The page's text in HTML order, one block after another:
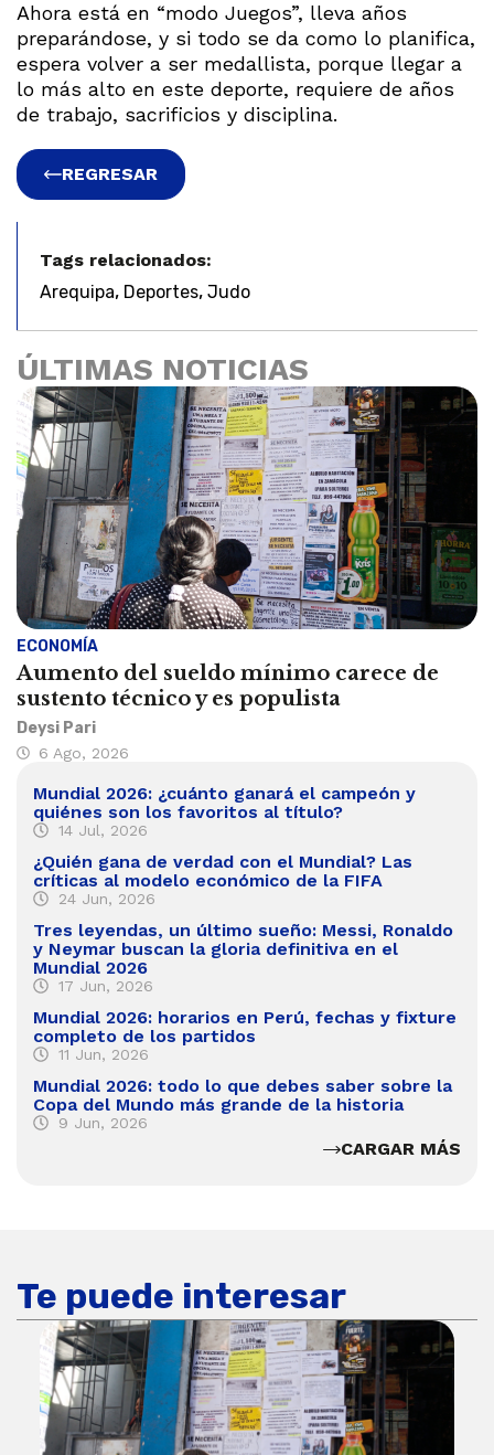
Ahora está en “modo Juegos”, lleva años
preparándose, y si todo se da como lo planifica,
espera volver a ser medallista, porque llegar a
lo más alto en este deporte, requiere de años
de trabajo, sacrificios y disciplina.
REGRESAR
Tags relacionados:
Arequipa, Deportes, Judo
ÚLTIMAS NOTICIAS
ECONOMÍA
Aumento del sueldo mínimo carece de
sustento técnico y es populista
Deysi Pari
6 Ago, 2026
Mundial 2026: ¿cuánto ganará el campeón y
quiénes son los favoritos al título?
14 Jul, 2026
¿Quién gana de verdad con el Mundial? Las
críticas al modelo económico de la FIFA
24 Jun, 2026
Tres leyendas, un último sueño: Messi, Ronaldo
y Neymar buscan la gloria definitiva en el
Mundial 2026
17 Jun, 2026
Mundial 2026: horarios en Perú, fechas y fixture
completo de los partidos
11 Jun, 2026
Mundial 2026: todo lo que debes saber sobre la
Copa del Mundo más grande de la historia
9 Jun, 2026
CARGAR MÁS
Te puede interesar